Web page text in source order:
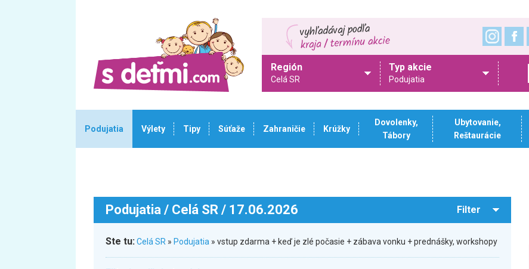
Región
Celá SR
Typ akcie
Podujatia
Podujatia Výlety Tipy Súťaže Zahraničie Krúžky
Dovolenky,
Tábory
Ubytovanie,
Reštaurácie
Podujatia / Celá SR / 17.06.2026 Filter
Ste tu:Celá SR » Podujatia » vstup zdarma + keď je zlé počasie + zábava vonku + prednášky, workshopy